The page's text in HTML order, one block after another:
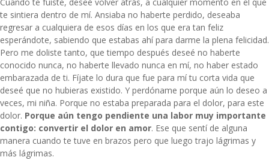
Cuando te fuiste, deseé volver atrás, a cualquier momento en el que
te sintiera dentro de mí. Ansiaba no haberte perdido, deseaba
regresar a cualquiera de esos días en los que era tan feliz
esperándote, sabiendo que estabas ahí para darme la plena felicidad.
Pero me doliste tanto, que tiempo después deseé no haberte
conocido nunca, no haberte llevado nunca en mí, no haber estado
embarazada de ti. Fíjate lo dura que fue para mí tu corta vida que
deseé que no hubieras existido. Y perdóname porque aún lo deseo a
veces, mi niña. Porque no estaba preparada para el dolor, para este
dolor. Porque aún tengo pendiente una labor muy importante
contigo: convertir el dolor en amor. Ese que sentí de alguna
manera cuando te tuve en brazos pero que luego trajo lágrimas y
más lágrimas.